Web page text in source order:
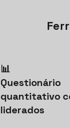
📊
Questionário
quantitativo
liderados